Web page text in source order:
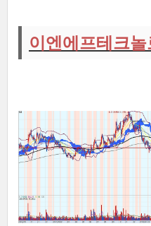
이엔에프테크놀